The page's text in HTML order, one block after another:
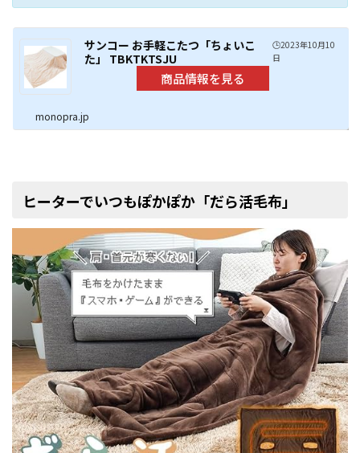
サンコー お手軽こたつ「ちょいこ
た」 TBKTKTSJU
🕒️2023年10月10
日
monopra.jp
ヒーターでいつもぽかぽか「だら活毛布」